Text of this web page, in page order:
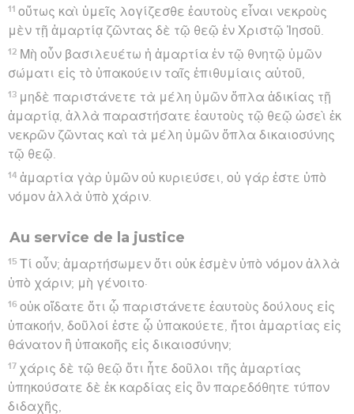
11 οὕτως καὶ ὑμεῖς λογίζεσθε ἑαυτοὺς εἶναι νεκροὺς
μὲν τῇ ἁμαρτίᾳ ζῶντας δὲ τῷ θεῷ ἐν Χριστῷ Ἰησοῦ.
12 Μὴ οὖν βασιλευέτω ἡ ἁμαρτία ἐν τῷ θνητῷ ὑμῶν
σώματι εἰς τὸ ὑπακούειν ταῖς ἐπιθυμίαις αὐτοῦ,
13 μηδὲ παριστάνετε τὰ μέλη ὑμῶν ὅπλα ἀδικίας τῇ
ἁμαρτίᾳ, ἀλλὰ παραστήσατε ἑαυτοὺς τῷ θεῷ ὡσεὶ ἐκ
νεκρῶν ζῶντας καὶ τὰ μέλη ὑμῶν ὅπλα δικαιοσύνης
τῷ θεῷ.
14 ἁμαρτία γὰρ ὑμῶν οὐ κυριεύσει, οὐ γάρ ἐστε ὑπὸ
νόμον ἀλλὰ ὑπὸ χάριν.
Au service de la justice
15 Τί οὖν; ἁμαρτήσωμεν ὅτι οὐκ ἐσμὲν ὑπὸ νόμον ἀλλὰ
ὑπὸ χάριν; μὴ γένοιτο·
16 οὐκ οἴδατε ὅτι ᾧ παριστάνετε ἑαυτοὺς δούλους εἰς
ὑπακοήν, δοῦλοί ἐστε ᾧ ὑπακούετε, ἤτοι ἁμαρτίας εἰς
θάνατον ἢ ὑπακοῆς εἰς δικαιοσύνην;
17 χάρις δὲ τῷ θεῷ ὅτι ἦτε δοῦλοι τῆς ἁμαρτίας
ὑπηκούσατε δὲ ἐκ καρδίας εἰς ὃν παρεδόθητε τύπον
διδαχῆς,